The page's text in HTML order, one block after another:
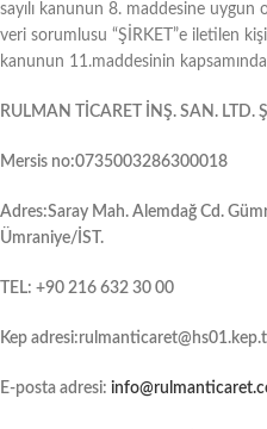
sayılı kanunun 8. maddesine uygun
veri sorumlusu “ŞİRKET”e iletilen
kanunun 11.maddesinin
RULMAN TİCARET İNŞ. SAN. LTD.
Mersis no:0735003286300018
Adres:Saray Mah. Alemdağ Cd.
Ümraniye/İST.
TEL: +90 216 632 30 00
Kep
E‑posta adresi: